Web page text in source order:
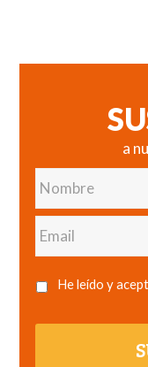
a
Nombre
Email
He leído y